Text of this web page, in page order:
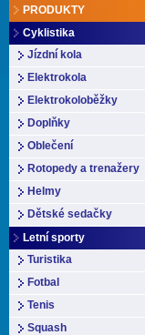
PRODUKTY
Cyklistika
Jízdní kola
Elektrokola
Elektrokoloběžky
Doplňky
Oblečení
Rotopedy a trenažery
Helmy
Dětské sedačky
Letní sporty
Turistika
Fotbal
Tenis
Squash